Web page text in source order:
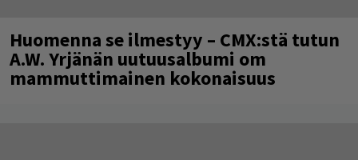
Huomenna se ilmestyy – CMX:stä tutun
A.W. Yrjänän uutuusalbumi om
mammuttimainen kokonaisuus